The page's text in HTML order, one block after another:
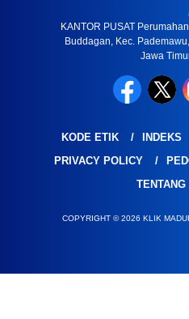
KANTOR PUSAT
Buddagan, Kec.
Jawa
KODE ETIK INDEKS
PRIVACY POLICY
COPYRIGHT © 2026 KLIK